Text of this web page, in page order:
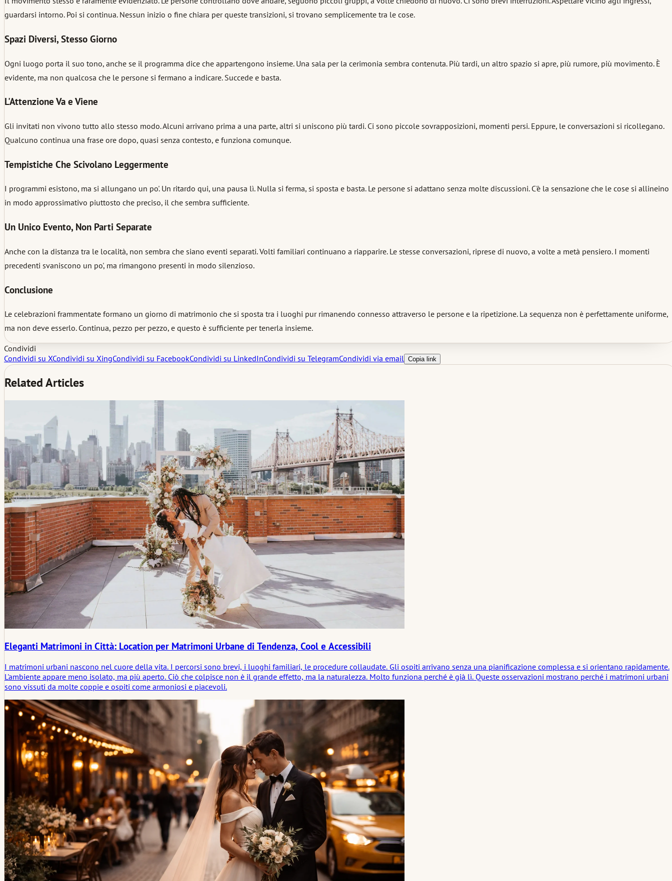
guardarsi intorno. Poi si continua. Nessun inizio o fine chiara per queste transizioni, si trovano semplicemente tra le cose.
Spazi Diversi, Stesso Giorno
Ogni luogo porta il suo tono, anche se il programma dice che appartengono insieme. Una sala per la cerimonia sembra contenuta. Più tardi, un altro spazio si apre, più rumore, più movimento. È
evidente, ma non qualcosa che le persone si fermano a indicare. Succede e basta.
L'Attenzione Va e Viene
Gli invitati non vivono tutto allo stesso modo. Alcuni arrivano prima a una parte, altri si uniscono più tardi. Ci sono piccole sovrapposizioni, momenti persi. Eppure, le conversazioni si ricollegano.
Qualcuno continua una frase ore dopo, quasi senza contesto, e funziona comunque.
Tempistiche Che Scivolano Leggermente
I programmi esistono, ma si allungano un po'. Un ritardo qui, una pausa lì. Nulla si ferma, si sposta e basta. Le persone si adattano senza molte discussioni. C'è la sensazione che le cose si allineino
in modo approssimativo piuttosto che preciso, il che sembra sufficiente.
Un Unico Evento, Non Parti Separate
Anche con la distanza tra le località, non sembra che siano eventi separati. Volti familiari continuano a riapparire. Le stesse conversazioni, riprese di nuovo, a volte a metà pensiero. I momenti
precedenti svaniscono un po', ma rimangono presenti in modo silenzioso.
Conclusione
Le celebrazioni frammentate formano un giorno di matrimonio che si sposta tra i luoghi pur rimanendo connesso attraverso le persone e la ripetizione. La sequenza non è perfettamente uniforme,
ma non deve esserlo. Continua, pezzo per pezzo, e questo è sufficiente per tenerla insieme.
Condividi
Condividi su XCondividi su XingCondividi su FacebookCondividi su LinkedInCondividi su TelegramCondividi via email Copia link
Related Articles
Eleganti Matrimoni in Città: Location per Matrimoni Urbane di Tendenza, Cool e Accessibili
I matrimoni urbani nascono nel cuore della vita. I percorsi sono brevi, i luoghi familiari, le procedure collaudate. Gli ospiti arrivano senza una pianificazione complessa e si orientano rapidamente.
L'ambiente appare meno isolato, ma più aperto. Ciò che colpisce non è il grande effetto, ma la naturalezza. Molto funziona perché è già lì. Queste osservazioni mostrano perché i matrimoni urbani
sono vissuti da molte coppie e ospiti come armoniosi e piacevoli.